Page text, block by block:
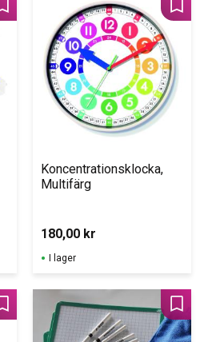
Lägg till i favoriter
Koncentrationsklocka,
Multifärg
180,00 kr
I lager
Lägg till i favoriter